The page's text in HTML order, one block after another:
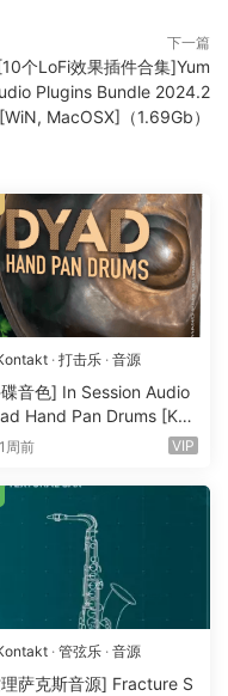
为默认值。
本。
和速度。
FX 机架。
谐、音量、起音、拉伸、
片声音参数。
预设系统。
环。
变体。
的Kontakt Player中工
the sands
percussive beats and
and north
下一篇
个LoFi效果插件合集]Yum
Plugins Bundle 2024.2
MacOSX]（1.69Gb）
· 打击乐 · 音源
音色] In Session Audio
Hand Pan Drums [KO
（4.33GB）
1周前 VIP
· 管弦乐 · 音源
萨克斯音源] Fracture S